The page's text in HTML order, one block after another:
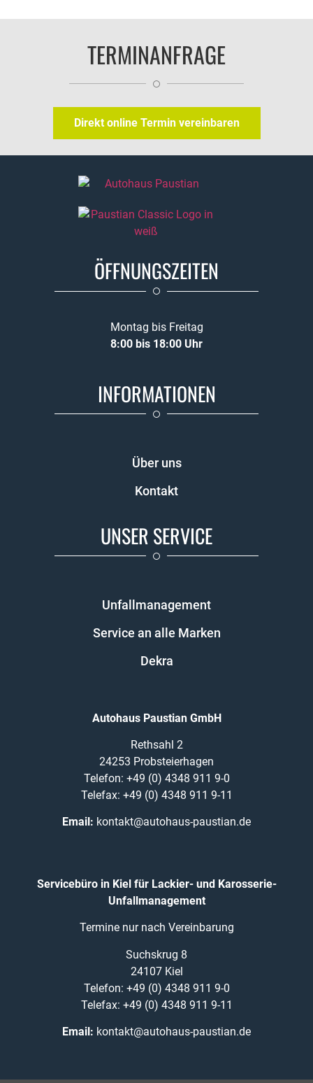
TERMINANFRAGE
Direkt online Termin vereinbaren
ÖFFNUNGSZEITEN
Montag bis Freitag
8:00 bis 18:00 Uhr
INFORMATIONEN
Über uns
Kontakt
UNSER SERVICE
Unfallmanagement
Service an alle Marken
Dekra
Autohaus Paustian GmbH
Rethsahl 2
24253 Probsteierhagen
Telefon: +49 (0) 4348 911 9-0
Telefax: +49 (0) 4348 911 9-11
Email: kontakt@autohaus-paustian.de
Servicebüro in Kiel für Lackier- und Karosserie-
Unfallmanagement
Termine nur nach Vereinbarung
Suchskrug 8
24107 Kiel
Telefon: +49 (0) 4348 911 9-0
Telefax: +49 (0) 4348 911 9-11
Email: kontakt@autohaus-paustian.de